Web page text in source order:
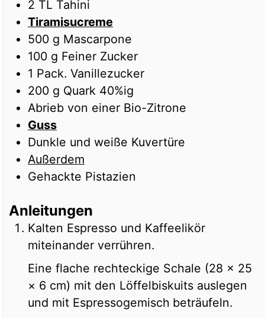
2 TL Tahini
Tiramisucreme
500 g Mascarpone
100 g Feiner Zucker
1 Pack. Vanillezucker
200 g Quark 40%ig
Abrieb von einer Bio-Zitrone
Guss
Dunkle und weiße Kuvertüre
Außerdem
Gehackte Pistazien
Anleitungen
Kalten Espresso und Kaffeelikör
miteinander verrühren.
Eine flache rechteckige Schale (28 × 25
× 6 cm) mit den Löffelbiskuits auslegen
und mit Espressogemisch beträufeln.